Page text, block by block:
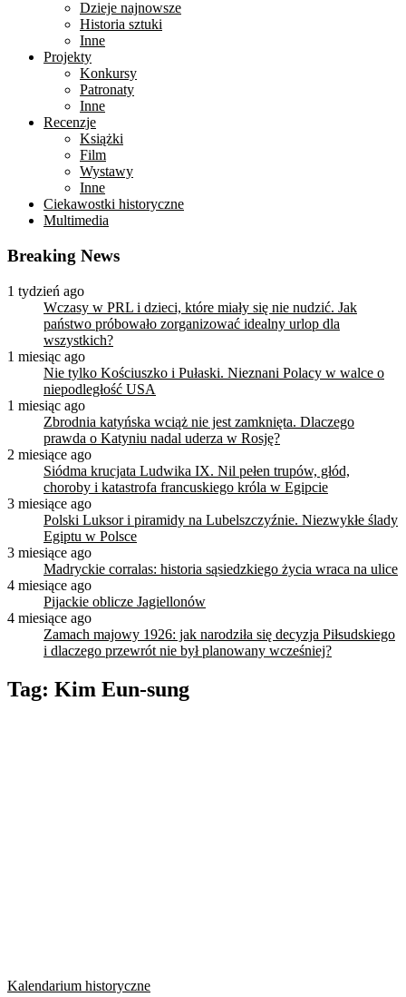
Dzieje najnowsze
Historia sztuki
Inne
Projekty
Konkursy
Patronaty
Inne
Recenzje
Książki
Film
Wystawy
Inne
Ciekawostki historyczne
Multimedia
Breaking News
1 tydzień ago
Wczasy w PRL i dzieci, które miały się nie nudzić. Jak
państwo próbowało zorganizować idealny urlop dla
wszystkich?
1 miesiąc ago
Nie tylko Kościuszko i Pułaski. Nieznani Polacy w walce o
niepodległość USA
1 miesiąc ago
Zbrodnia katyńska wciąż nie jest zamknięta. Dlaczego
prawda o Katyniu nadal uderza w Rosję?
2 miesiące ago
Siódma krucjata Ludwika IX. Nil pełen trupów, głód,
choroby i katastrofa francuskiego króla w Egipcie
3 miesiące ago
Polski Luksor i piramidy na Lubelszczyźnie. Niezwykłe ślady
Egiptu w Polsce
3 miesiące ago
Madryckie corralas: historia sąsiedzkiego życia wraca na ulice
4 miesiące ago
Pijackie oblicze Jagiellonów
4 miesiące ago
Zamach majowy 1926: jak narodziła się decyzja Piłsudskiego
i dlaczego przewrót nie był planowany wcześniej?
Tag: Kim Eun-sung
Kalendarium historyczne